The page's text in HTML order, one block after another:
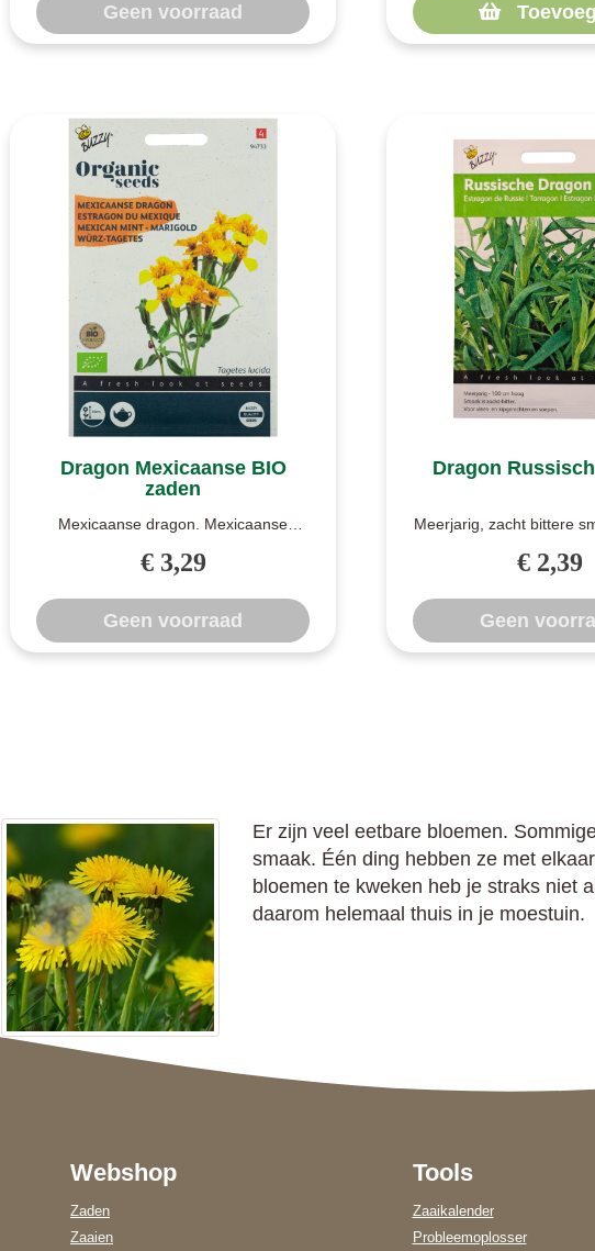
Geen voorraad
Dragon Mexicaanse BIO
zaden
Mexicaanse dragon. Mexicaanse
bereide..
€ 3,29
Geen voorraad
Dragon
Meerjarig, zacht bittere
€ 2,39
Geen
Er zijn veel eetbare bloemen.
smaak. Één ding hebben ze met
bloemen te kweken heb je straks niet
daarom helemaal thuis in je moestuin.
Webshop
Zaden
Zaaien
Tools
Zaaikalender
Probleemoplosser